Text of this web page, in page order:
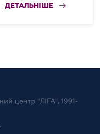
ДЕТАЛЬНІШЕ
центр "ЛІГА", 1991-